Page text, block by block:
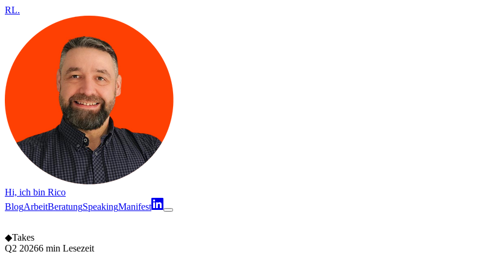
RL.
Hi, ich bin Rico
BlogArbeitBeratungSpeakingManifest
◆Takes
Q2 20266 min Lesezeit